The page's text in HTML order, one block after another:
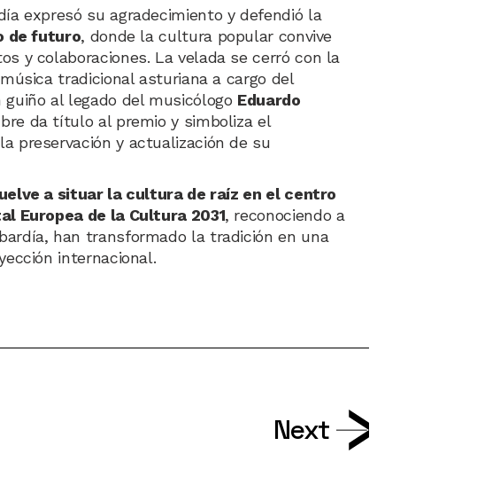
expresó su agradecimiento y defendió la
de futuro, donde la cultura popular convive
y colaboraciones. La velada se cerró con la
tradicional asturiana a cargo del
al legado del musicólogo Eduardo
da título al premio y simboliza el
preservación y actualización de su
a situar la cultura de raíz en el centro
Europea de la Cultura 2031, reconociendo a
han transformado la tradición en una
internacional.
Next